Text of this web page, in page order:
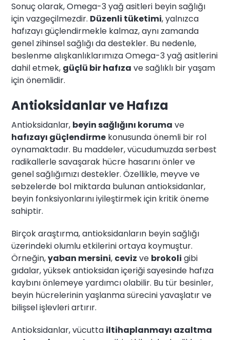
Sonuç olarak, Omega-3 yağ asitleri beyin sağlığı
için vazgeçilmezdir. Düzenli tüketimi, yalnızca
hafızayı güçlendirmekle kalmaz, aynı zamanda
genel zihinsel sağlığı da destekler. Bu nedenle,
beslenme alışkanlıklarımıza Omega-3 yağ asitlerini
dahil etmek, güçlü bir hafıza ve sağlıklı bir yaşam
için önemlidir.
Antioksidanlar ve Hafıza
Antioksidanlar, beyin sağlığını koruma ve
hafızayı güçlendirme konusunda önemli bir rol
oynamaktadır. Bu maddeler, vücudumuzda serbest
radikallerle savaşarak hücre hasarını önler ve
genel sağlığımızı destekler. Özellikle, meyve ve
sebzelerde bol miktarda bulunan antioksidanlar,
beyin fonksiyonlarını iyileştirmek için kritik öneme
sahiptir.
Birçok araştırma, antioksidanların beyin sağlığı
üzerindeki olumlu etkilerini ortaya koymuştur.
Örneğin,yaban mersini, ceviz ve brokoli gibi
gıdalar, yüksek antioksidan içeriği sayesinde hafıza
kaybını önlemeye yardımcı olabilir. Bu tür besinler,
beyin hücrelerinin yaşlanma sürecini yavaşlatır ve
bilişsel işlevleri artırır.
Antioksidanlar, vücutta iltihaplanmayı azaltma